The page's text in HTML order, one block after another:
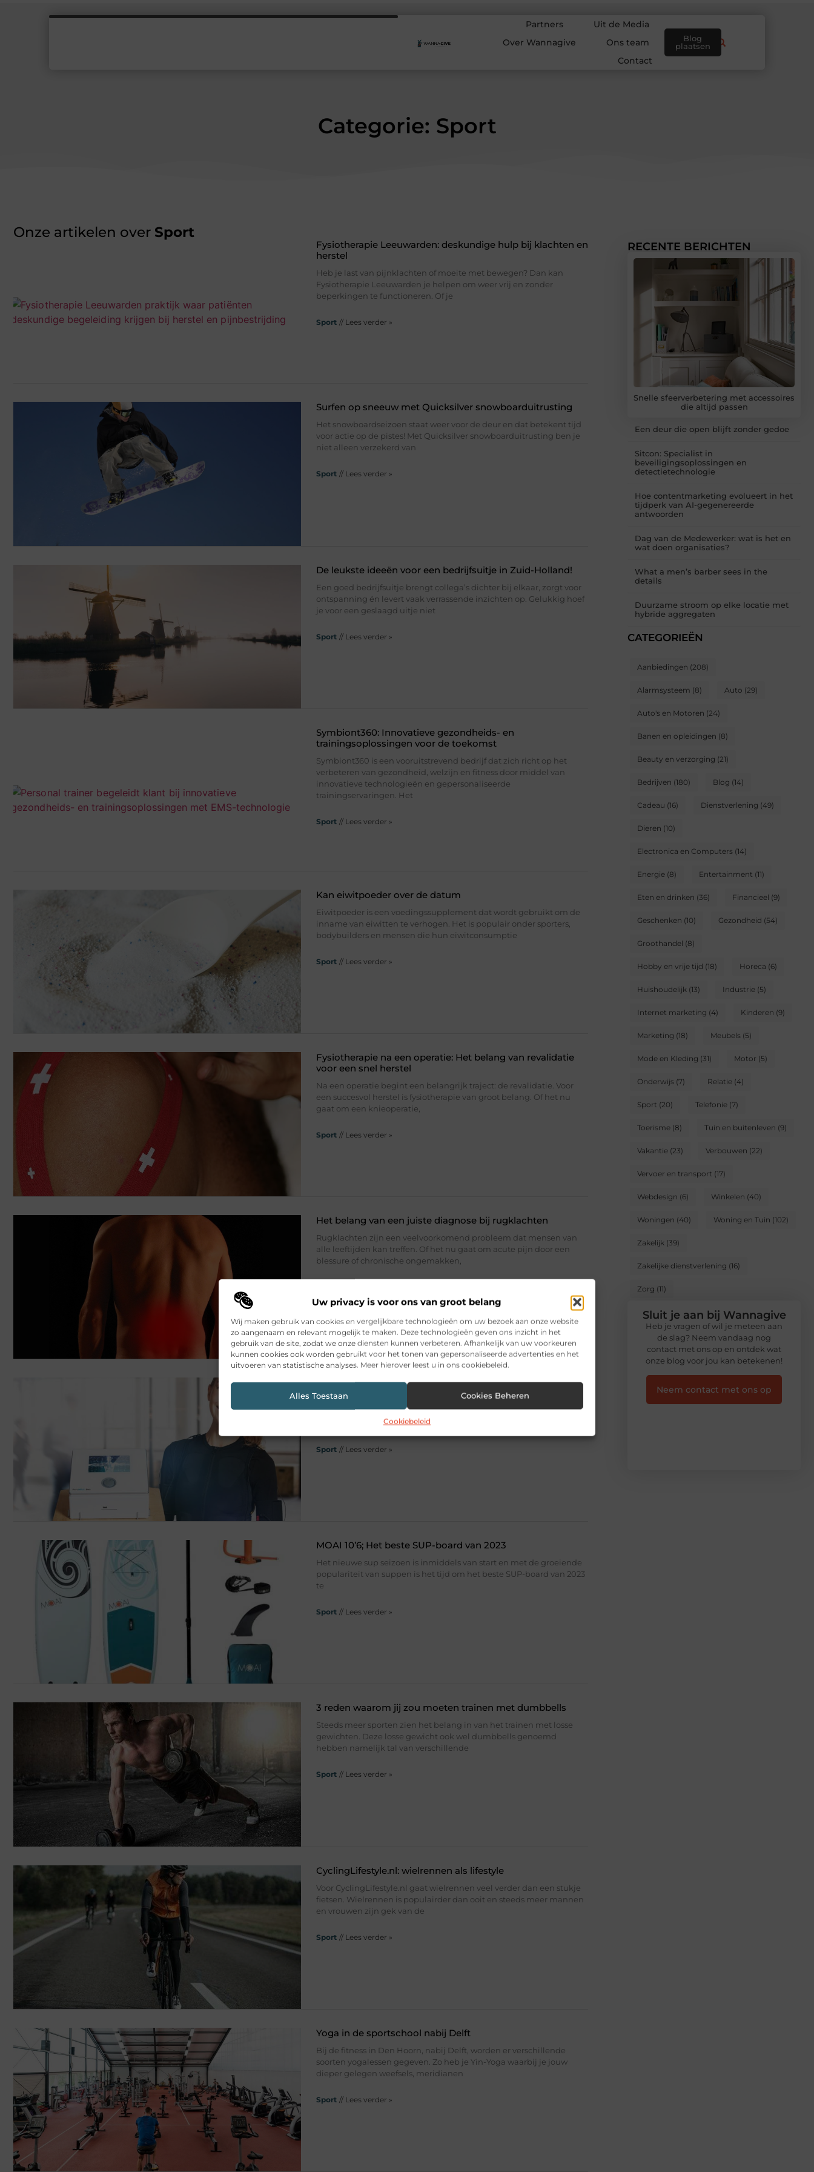
Uw privacy is voor ons van groot belang
Wij maken gebruik van cookies en vergelijkbare technologieën om uw bezoek aan onze website
zo aangenaam en relevant mogelijk te maken. Deze technologieën geven ons inzicht in het
gebruik van de site, zodat we onze diensten kunnen verbeteren. Afhankelijk van uw voorkeuren
kunnen cookies ook worden gebruikt voor het tonen van gepersonaliseerde advertenties en het
uitvoeren van statistische analyses. Meer hierover leest u in ons cookiebeleid.
Alles Toestaan Cookies Beheren
Cookiebeleid
Partners
Uit de Media
Over Wannagive
Ons team
Contact
Blog
plaatsen
Categorie: Sport
Onze artikelen over Sport
Fysiotherapie Leeuwarden: deskundige hulp bij klachten en
herstel
Heb je last van pijnklachten of moeite met bewegen? Dan kan
Fysiotherapie Leeuwarden je helpen om weer vrij en zonder
beperkingen te functioneren. Of je
Sport // Lees verder »
Surfen op sneeuw met Quicksilver snowboarduitrusting
Het snowboardseizoen staat weer voor de deur en dat betekent tijd
voor actie op de pistes! Met Quicksilver snowboarduitrusting ben je
niet alleen verzekerd van
Sport // Lees verder »
De leukste ideeën voor een bedrijfsuitje in Zuid-Holland!
Een goed bedrijfsuitje brengt collega’s dichter bij elkaar, zorgt voor
ontspanning én levert vaak verrassende inzichten op. Gelukkig hoef
je voor een geslaagd uitje niet
Sport // Lees verder »
Symbiont360: Innovatieve gezondheids- en
trainingsoplossingen voor de toekomst
Symbiont360 is een vooruitstrevend bedrijf dat zich richt op het
verbeteren van gezondheid, welzijn en fitness door middel van
innovatieve technologieën en gepersonaliseerde
trainingservaringen. Het
Sport // Lees verder »
Kan eiwitpoeder over de datum
Eiwitpoeder is een voedingssupplement dat wordt gebruikt om de
inname van eiwitten te verhogen. Het is populair onder sporters,
bodybuilders en mensen die hun eiwitconsumptie
Sport // Lees verder »
Fysiotherapie na een operatie: Het belang van revalidatie
voor een snel herstel
Na een operatie begint een belangrijk traject: de revalidatie. Voor
een succesvol herstel is fysiotherapie van groot belang. Of het nu
gaat om een knieoperatie,
Sport // Lees verder »
Het belang van een juiste diagnose bij rugklachten
Rugklachten zijn een veelvoorkomend probleem dat mensen van
alle leeftijden kan treffen. Of het nu gaat om acute pijn door een
blessure of chronische ongemakken,
StimaWELL: Innovatie en gezondheid in één pakket
In een wereld waar technologie en gezondheid steeds meer
samenkomen, staat StimaWELL aan de voorgrond van innovatie. Dit
dynamische bedrijf biedt baanbrekende oplossingen op het
Sport // Lees verder »
MOAI 10’6; Het beste SUP-board van 2023
Het nieuwe sup seizoen is inmiddels van start en met de groeiende
populariteit van suppen is het tijd om het beste SUP-board van 2023
te
Sport // Lees verder »
3 reden waarom jij zou moeten trainen met dumbbells
Steeds meer sporten zien het belang in van het trainen met losse
gewichten. Deze losse gewicht ook wel dumbbells genoemd
hebben namelijk tal van verschillende
Sport // Lees verder »
CyclingLifestyle.nl: wielrennen als lifestyle
Voor CyclingLifestyle.nl gaat wielrennen veel verder dan een stukje
fietsen. Wielrennen is populairder dan ooit en steeds meer mannen
en vrouwen zijn gek van de
Sport // Lees verder »
Yoga in de sportschool nabij Delft
Bij de fitness in Den Hoorn, nabij Delft, worden er verschillende
soorten yogalessen gegeven. Zo heb je Yin-Yoga waarbij je jouw
dieper gelegen weefsels, meridianen
Sport // Lees verder »
RECENTE BERICHTEN
Snelle sfeerverbetering met accessoires
die altijd passen
Een deur die open blijft zonder gedoe
Sitcon: Specialist in
beveiligingsoplossingen en
detectietechnologie
Hoe contentmarketing evolueert in het
tijdperk van AI-gegenereerde
antwoorden
Dag van de Medewerker: wat is het en
wat doen organisaties?
What a men’s barber sees in the
details
Duurzame stroom op elke locatie met
hybride aggregaten
CATEGORIEËN
Aanbiedingen (208)
Alarmsysteem (8) Auto (29)
Auto's en Motoren (24)
Banen en opleidingen (8)
Beauty en verzorging (21)
Bedrijven (180) Blog (14)
Cadeau (16) Dienstverlening (49)
Dieren (10)
Electronica en Computers (14)
Energie (8) Entertainment (11)
Eten en drinken (36) Financieel (9)
Geschenken (10) Gezondheid (54)
Groothandel (8)
Hobby en vrije tijd (18) Horeca (6)
Huishoudelijk (13) Industrie (5)
Internet marketing (4) Kinderen (9)
Marketing (18) Meubels (5)
Mode en Kleding (31) Motor (5)
Onderwijs (7) Relatie (4)
Sport (20) Telefonie (7)
Toerisme (8) Tuin en buitenleven (9)
Vakantie (23) Verbouwen (22)
Vervoer en transport (17)
Webdesign (6) Winkelen (40)
Woningen (40) Woning en Tuin (102)
Zakelijk (39)
Zakelijke dienstverlening (16)
Zorg (11)
Sluit je aan bij Wannagive
Heb je vragen of wil je meteen aan
de slag? Neem vandaag nog
contact met ons op en ontdek wat
onze blog voor jou kan betekenen!
Neem contact met ons op